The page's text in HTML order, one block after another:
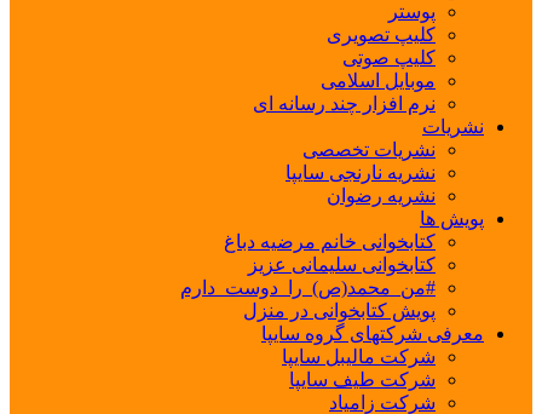
پوستر
کلیپ تصویری
کلیپ صوتی
موبایل اسلامی
نرم افزار چند رسانه ای
نشریات
نشریات تخصصی
نشریه نارنجی سایپا
نشریه رضوان
پویش ها
کتابخوانی خانم مرضیه دباغ
کتابخوانی سلیمانی عزیز
#من_محمد(ص)_را_دوست_دارم
پویش کتابخوانی در منزل
معرفی شرکتهای گروه سایپا
شرکت مالیبل سایپا
شرکت طیف سایپا
شرکت زامیاد